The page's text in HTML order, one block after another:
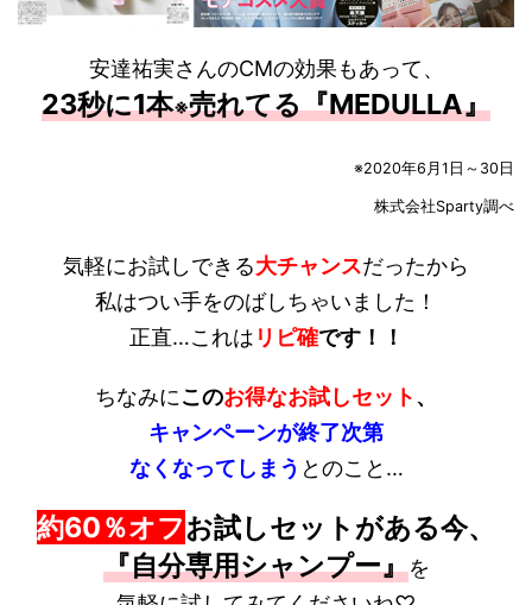
安達祐実さんのCMの効果もあって、
23秒に1本※売れてる『MEDULLA』
※2020年6 月 1 日～ 30 日
株式会社Sparty調べ
気軽にお試しできる大チャンスだったから
私はつい手をのばしちゃいました！
正直…これは リピ確です！！
ちなみにこのお得なお試しセット、
キャンペーンが終了次第
なくなってしまう とのこと…
約60％オフお試しセットがある今、
『自分専用シャンプー』を